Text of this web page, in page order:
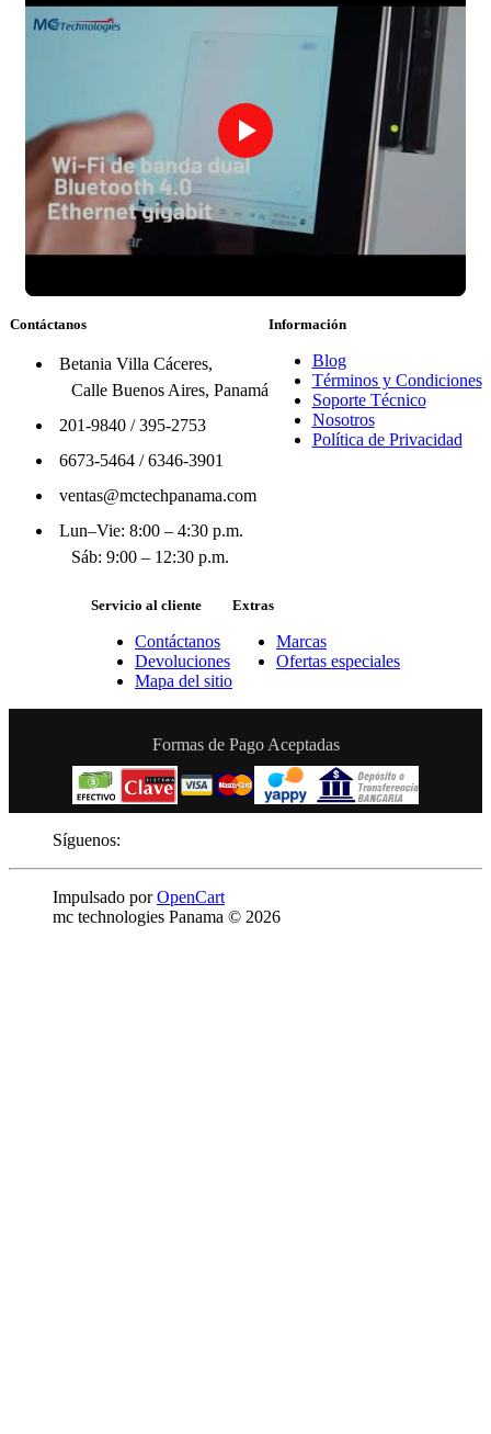
Contáctanos
Betania Villa Cáceres,
Calle Buenos Aires, Panamá
201-9840/395-2753
6673-5464/6346-3901
ventas@mctechpanama.com
Lun–Vie: 8:00 – 4:30 p.m.
Sáb: 9:00 – 12:30 p.m.
Información
Blog
Términos y Condiciones
Soporte Técnico
Nosotros
Política de Privacidad
Servicio al cliente
Contáctanos
Devoluciones
Mapa del sitio
Extras
Marcas
Ofertas especiales
Formas de Pago Aceptadas
Síguenos:
Impulsado porOpenCart
mc technologies Panama © 2026